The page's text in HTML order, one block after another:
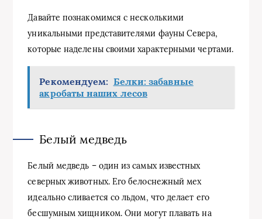
Давайте познакомимся с несколькими
уникальными представителями фауны Севера,
которые наделены своими характерными чертами.
Рекомендуем: Белки: забавные
акробаты наших лесов
Белый медведь
Белый медведь – один из самых известных
северных животных. Его белоснежный мех
идеально сливается со льдом, что делает его
бесшумным хищником. Они могут плавать на